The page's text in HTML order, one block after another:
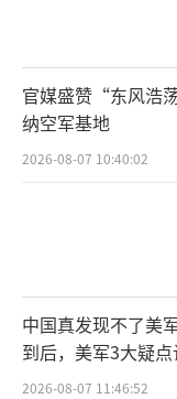
官媒盛赞“东风浩
纳空军基地
2026-08-07 10:40:02
中国真发现不了美
到后，美军3大疑
如此
2026-08-07 11:46:52